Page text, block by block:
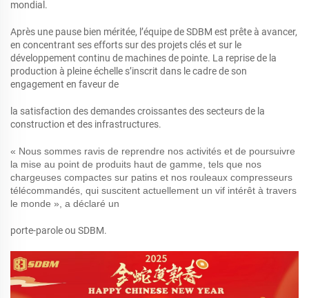
mondial.
Après une pause bien méritée, l’équipe de SDBM est prête à avancer,
en concentrant ses efforts sur des projets clés et sur le
développement continu de machines de pointe. La reprise de la
production à pleine échelle s’inscrit dans le cadre de son
engagement en faveur de
la satisfaction des demandes croissantes des secteurs de la
construction et des infrastructures.
« Nous sommes ravis de reprendre nos activités et de poursuivre
la mise au point de produits haut de gamme, tels que nos
chargeuses compactes sur patins et nos rouleaux compresseurs
télécommandés, qui suscitent actuellement un vif intérêt à travers
le monde », a déclaré un
porte-parole ou SDBM.